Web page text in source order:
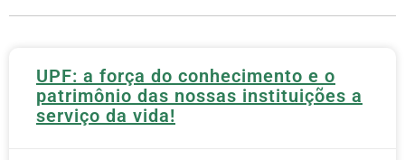
UPF: a força do conhecimento e o
patrimônio das nossas instituições a
serviço da vida!